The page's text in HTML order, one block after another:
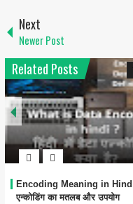
Next
Newer Post
Related Posts
Encoding Meaning in Hindi
एन्कोडिंग का मतलब और उपयोग